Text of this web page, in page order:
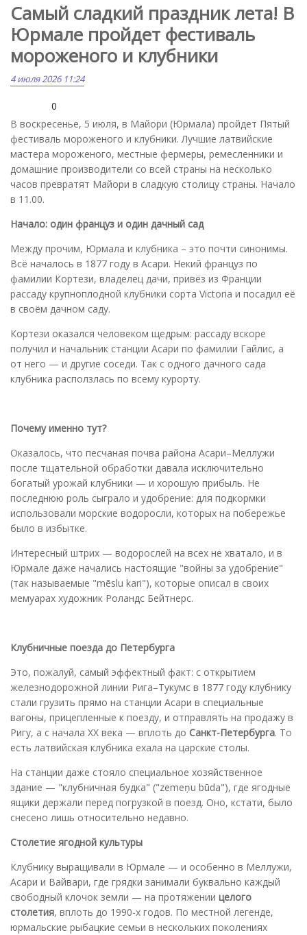
Самый сладкий праздник лета! В
Юрмале пройдет фестиваль
мороженого и клубники
4 июля 2026 11:24
0
В воскресенье, 5 июля, в Майори (Юрмала) пройдет Пятый
фестиваль мороженого и клубники. Лучшие латвийские
мастера мороженого, местные фермеры, ремесленники и
домашние производители со всей страны на несколько
часов превратят Майори в сладкую столицу страны. Начало
в 11.00.
Начало: один француз и один дачный сад
Между прочим, Юрмала и клубника – это почти синонимы.
Всё началось в 1877 году в Асари. Некий француз по
фамилии Кортези, владелец дачи, привёз из Франции
рассаду крупноплодной клубники сорта Victoria и посадил её
в своём дачном саду.
Кортези оказался человеком щедрым: рассаду вскоре
получил и начальник станции Асари по фамилии Гайлис, а
от него — и другие соседи. Так с одного дачного сада
клубника расползлась по всему курорту.
Почему именно тут?
Оказалось, что песчаная почва района Асари–Меллужи
после тщательной обработки давала исключительно
богатый урожай клубники — и хорошую прибыль. Не
последнюю роль сыграло и удобрение: для подкормки
использовали морские водоросли, которых на побережье
было в избытке.
Интересный штрих — водорослей на всех не хватало, и в
Юрмале даже начались настоящие "войны за удобрение"
(так называемые "mēslu kari"), которые описал в своих
мемуарах художник Роландс Бейтнерс.
Клубничные поезда до Петербурга
Это, пожалуй, самый эффектный факт: с открытием
железнодорожной линии Рига–Тукумс в 1877 году клубнику
стали грузить прямо на станции Асари в специальные
вагоны, прицепленные к поезду, и отправлять на продажу в
Ригу, а с начала XX века — вплоть до Санкт-Петербурга. То
есть латвийская клубника ехала на царские столы.
На станции даже стояло специальное хозяйственное
здание — "клубничная будка" ("zemeņu būda"), где ягодные
ящики держали перед погрузкой в поезд. Оно, кстати, было
снесено лишь относительно недавно.
Столетие ягодной культуры
Клубнику выращивали в Юрмале — и особенно в Меллужи,
Асари и Вайвари, где грядки занимали буквально каждый
свободный клочок земли — на протяжении целого
столетия, вплоть до 1990-х годов. По местной легенде,
юрмальские рыбацкие семьи в нескольких поколениях